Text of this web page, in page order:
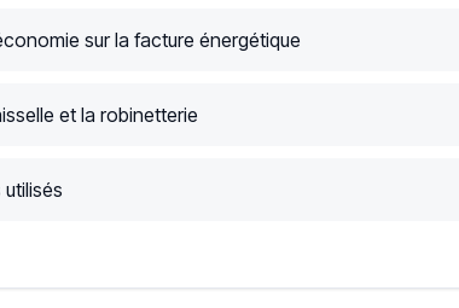
sur la facture énergétique
et la robinetterie